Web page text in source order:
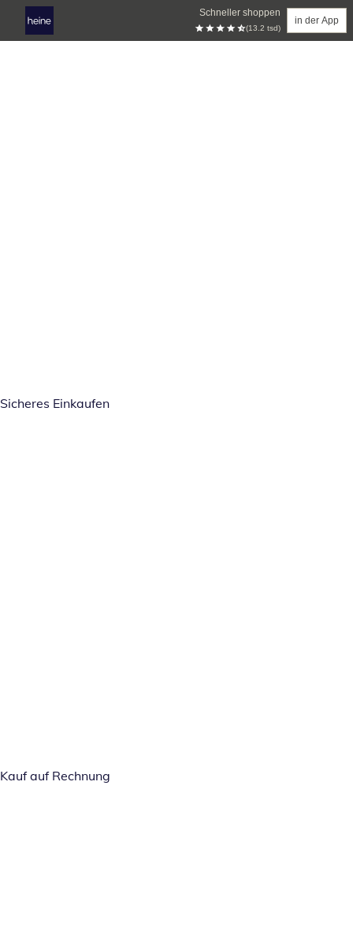
Schneller shoppen
(13.2 tsd)
in der App
Sicheres Einkaufen
Kauf auf Rechnung